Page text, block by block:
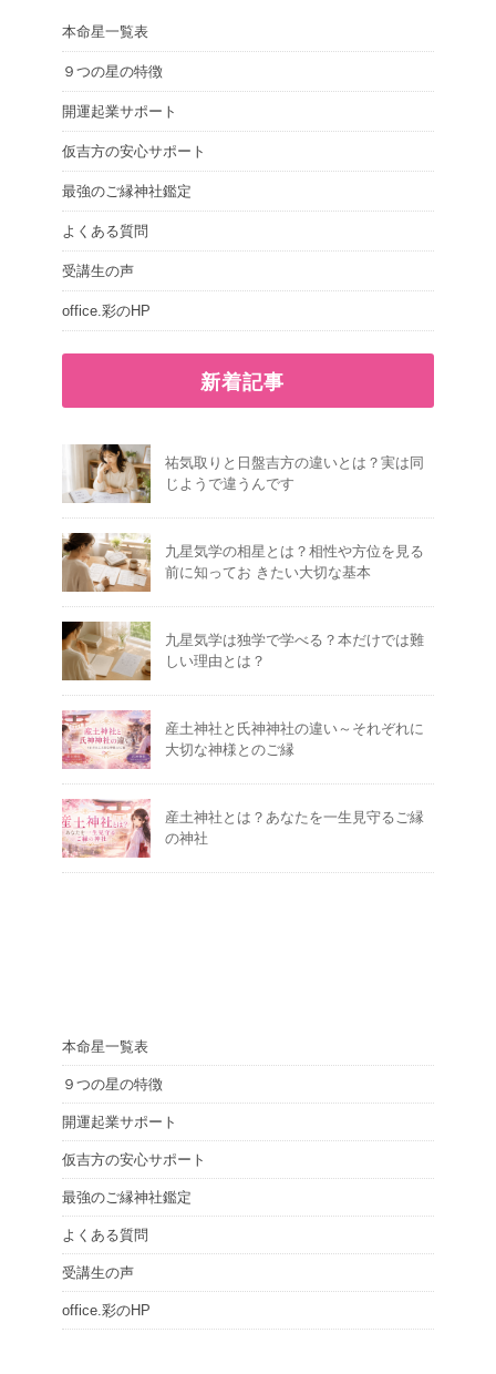
本命星一覧表
９つの星の特徴
開運起業サポート
仮吉方の安心サポート
最強のご縁神社鑑定
よくある質問
受講生の声
office.彩のHP
新着記事
祐気取りと日盤吉方の違いとは？実は同
じようで違うんです
九星気学の相星とは？相性や方位を見る
前に知ってお きたい大切な基本
九星気学は独学で学べる？本だけでは難
しい理由とは？
産土神社と氏神神社の違い～それぞれに
大切な神様とのご縁
産土神社とは？あなたを一生見守るご縁
の神社
本命星一覧表
９つの星の特徴
開運起業サポート
仮吉方の安心サポート
最強のご縁神社鑑定
よくある質問
受講生の声
office.彩のHP